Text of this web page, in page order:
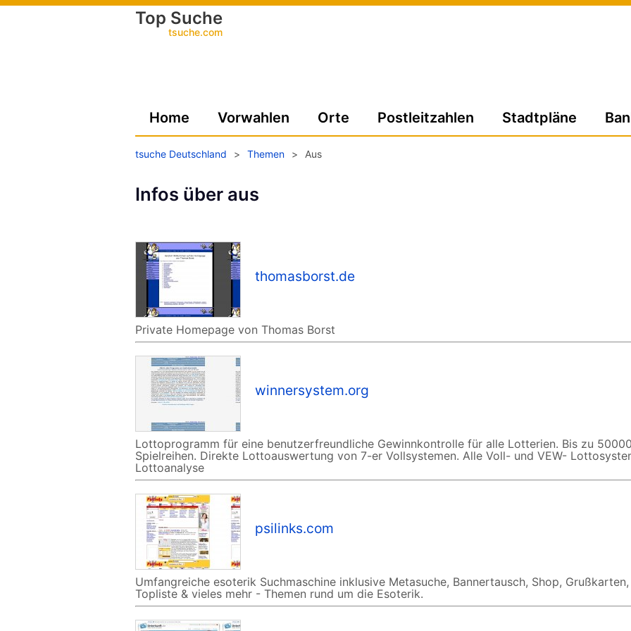
Top Suche
tsuche.com
Home Vorwahlen Orte Postleitzahlen Stadtpläne
tsuche Deutschland > Themen > Aus
Infos über aus
thomasborst.de
Private Homepage von Thomas Borst
winnersystem.org
Lottoprogramm für eine benutzerfreundliche Gewinnkontrolle für alle Lotterien. Bis zu
Spielreihen. Direkte Lottoauswertung von 7-er Vollsystemen. Alle Voll- und VEW-
Lottoanalyse
psilinks.com
Umfangreiche esoterik Suchmaschine inklusive Metasuche, Bannertausch, Shop, Grußkarten,
Topliste & vieles mehr - Themen rund um die Esoterik.